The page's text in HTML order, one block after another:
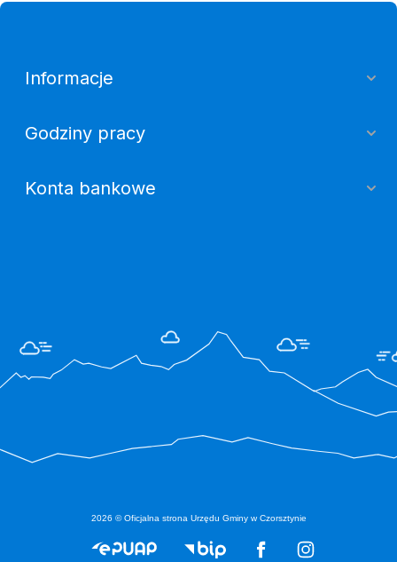
Informacje
Godziny pracy
Konta bankowe
2026 © Oficjalna strona Urzędu Gminy w Czorsztynie